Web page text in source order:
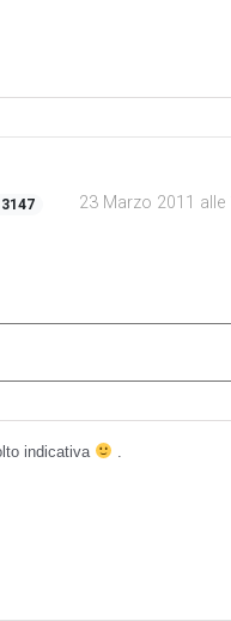
23 Marzo 2011 alle
indicativa
.